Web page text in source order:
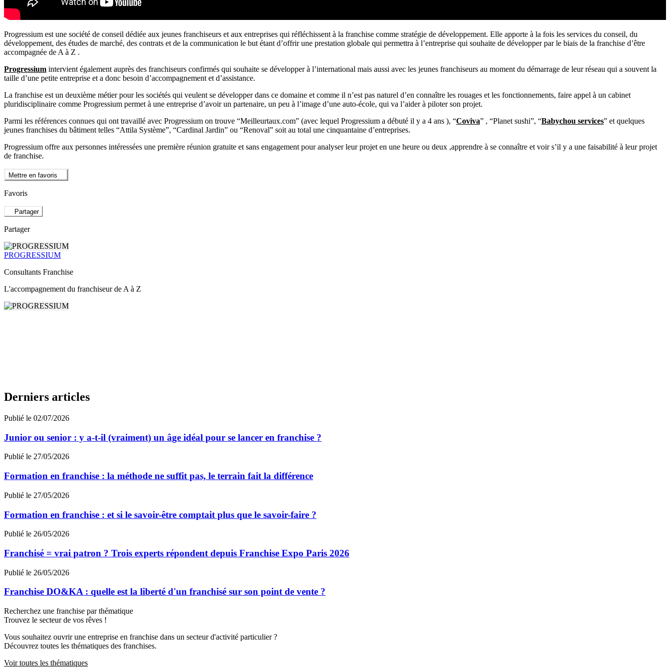
Progressium est une société de conseil dédiée aux jeunes franchiseurs et aux entreprises qui réfléchissent à la franchise comme stratégie de développement. Elle apporte à la fois les services du conseil, du
développement, des études de marché, des contrats et de la communication le but étant d’offrir une prestation globale qui permettra à l’entreprise qui souhaite de développer par le biais de la franchise d’être
accompagnée de A à Z .
Progressium intervient également auprès des franchiseurs confirmés qui souhaite se développer à l’international mais aussi avec les jeunes franchiseurs au moment du démarrage de leur réseau qui a souvent la
taille d’une petite entreprise et a donc besoin d’accompagnement et d’assistance.
La franchise est un deuxième métier pour les sociétés qui veulent se développer dans ce domaine et comme il n’est pas naturel d’en connaître les rouages et les fonctionnements, faire appel à un cabinet
pluridisciplinaire comme Progressium permet à une entreprise d’avoir un partenaire, un peu à l’image d’une auto-école, qui va l’aider à piloter son projet.
Parmi les références connues qui ont travaillé avec Progressium on trouve “Meilleurtaux.com” (avec lequel Progressium a débuté il y a 4 ans ), “Coviva” , “Planet sushi”, “Babychou services” et quelques
jeunes franchises du bâtiment telles “Attila Système”, “Cardinal Jardin” ou “Renoval” soit au total une cinquantaine d’entreprises.
Progressium offre aux personnes intéressées une première réunion gratuite et sans engagement pour analyser leur projet en une heure ou deux ,apprendre à se connaître et voir s’il y a une faisabilité à leur projet
de franchise.
Mettre en favoris
Favoris
Partager
Partager
PROGRESSIUM
Consultants Franchise
L'accompagnement du franchiseur de A à Z
Derniers articles
Publié le 02/07/2026
Junior ou senior : y a-t-il (vraiment) un âge idéal pour se lancer en franchise ?
Publié le 27/05/2026
Formation en franchise : la méthode ne suffit pas, le terrain fait la différence
Publié le 27/05/2026
Formation en franchise : et si le savoir-être comptait plus que le savoir-faire ?
Publié le 26/05/2026
Franchisé = vrai patron ? Trois experts répondent depuis Franchise Expo Paris 2026
Publié le 26/05/2026
Franchise DO&KA : quelle est la liberté d'un franchisé sur son point de vente ?
Recherchez une franchise par thématique
Trouvez le secteur de vos rêves !
Vous souhaitez ouvrir une entreprise en franchise dans un secteur d'activité particulier ?
Découvrez toutes les thématiques des franchises.
Voir toutes les thématiques